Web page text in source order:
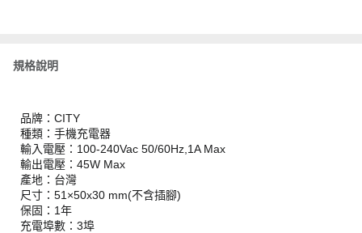
規格說明
品牌：CITY
種類：手機充電器
輸入電壓：100-240Vac 50/60Hz,1A Max
輸出電壓：45W Max
產地：台灣
尺寸：51×50x30 mm(不含插腳)
保固：1年
充電埠數：3埠